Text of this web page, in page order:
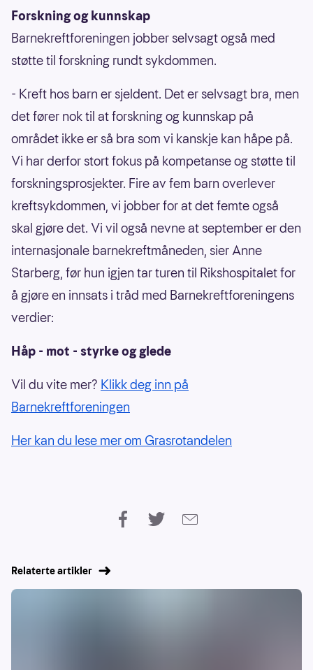
Forskning og kunnskap
Barnekreftforeningen jobber selvsagt også med
støtte til forskning rundt sykdommen.
- Kreft hos barn er sjeldent. Det er selvsagt bra, men
det fører nok til at forskning og kunnskap på
området ikke er så bra som vi kanskje kan håpe på.
Vi har derfor stort fokus på kompetanse og støtte til
forskningsprosjekter. Fire av fem barn overlever
kreftsykdommen, vi jobber for at det femte også
skal gjøre det. Vi vil også nevne at september er den
internasjonale barnekreftmåneden, sier Anne
Starberg, før hun igjen tar turen til Rikshospitalet for
å gjøre en innsats i tråd med Barnekreftforeningens
verdier:
Håp - mot - styrke og glede
Vil du vite mer? Klikk deg inn på
Barnekreftforeningen
Her kan du lese mer om Grasrotandelen
Relaterte artikler